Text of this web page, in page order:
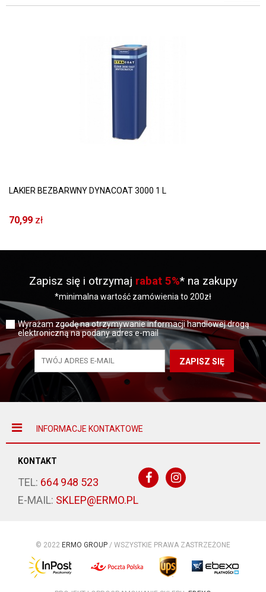
LAKIER BEZBARWNY DYNACOAT 3000 1 L
70,99 zł
Zapisz się i otrzymaj rabat 5%* na zakupy
*minimalna wartość zamówienia to 200zł
Wyrażam zgodę na otrzymywanie informacji handlowej drogą
elektroniczną na podany adres e-mail
ZAPISZ SIĘ
INFORMACJE KONTAKTOWE
KONTAKT
TEL: 664 948 523
E-MAIL: SKLEP@ERMO.PL
© 2022 ERMO GROUP / WSZYSTKIE PRAWA ZASTRZEŻONE